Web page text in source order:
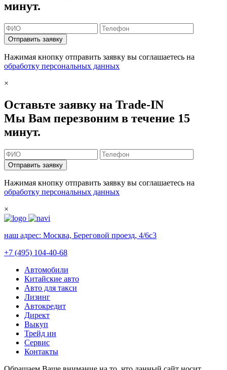
минут.
Отправить заявку
Нажимая кнопку отправить заявку вы соглашаетесь на
обработку персональных данных
×
Оставьте заявку на Trade-IN
Мы Вам перезвоним в течение 15
минут.
Отправить заявку
Нажимая кнопку отправить заявку вы соглашаетесь на
обработку персональных данных
×
наш адрес: Москва, Береговой проезд, 4/6с3
+7 (495) 104-40-68
Автомобили
Китайские авто
Авто для такси
Лизинг
Автокредит
Директ
Выкуп
Трейд ин
Сервис
Контакты